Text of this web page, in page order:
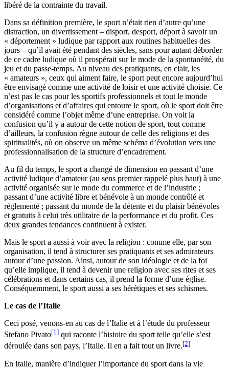
libéré de la contrainte du travail.
Dans sa définition première, le sport n’était rien d’autre qu’une
distraction, un divertissement – disport, desport, déport à savoir un
« déportement » ludique par rapport aux routines habituelles des
jours – qu’il avait été pendant des siècles, sans pour autant déborder
de ce cadre ludique où il prospérait sur le mode de la spontanéité, du
jeu et du passe-temps. Au niveau des pratiquants, en clair, les
« amateurs », ceux qui aiment faire, le sport peut encore aujourd’hui
être envisagé comme une activité de loisir et une activité choisie. Ce
n’est pas le cas pour les sportifs professionnels et tout le monde
d’organisations et d’affaires qui entoure le sport, où le sport doit être
considéré comme l’objet même d’une entreprise. On voit la
confusion qu’il y a autour de cette notion de sport, tout comme
d’ailleurs, la confusion règne autour de celle des religions et des
spiritualités, où on observe un même schéma d’évolution vers une
professionnalisation de la structure d’encadrement.
Au fil du temps, le sport a changé de dimension en passant d’une
activité ludique d’amateur (au sens premier rappelé plus haut) à une
activité organisée sur le mode du commerce et de l’industrie ;
passant d’une activité libre et bénévole à un monde contrôlé et
réglementé ; passant du monde de la détente et du plaisir bénévoles
et gratuits à celui très utilitaire de la performance et du profit. Ces
deux grandes tendances continuent à exister.
Mais le sport a aussi à voir avec la religion : comme elle, par son
organisation, il tend à structurer ses pratiquants et ses admirateurs
autour d’une passion. Ainsi, autour de son idéologie et de la foi
qu’elle implique, il tend à devenir une religion avec ses rites et ses
célébrations et dans certains cas, il prend la forme d’une église.
Conséquemment, le sport aussi a ses hérétiques et ses schismes.
Le cas de l’Italie
Ceci posé, venons-en au cas de l’Italie et à l’étude du professeur
Stefano Pivato[1] qui raconte l’histoire du sport telle qu’elle s’est
déroulée dans son pays, l’Italie. Il en a fait tout un livre.[2]
En Italie, manière d’indiquer l’importance du sport dans la vie